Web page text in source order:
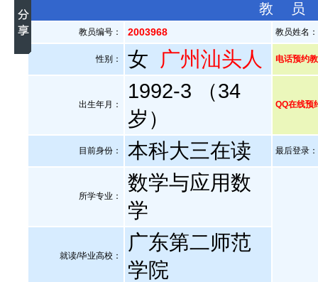
教
教员编号： 2003968 教员姓名
性别： 女 广州汕头人 电话预约
出生年月：
1992-3 （34
岁）
QQ在线预
目前身份： 本科大三在读 最后登录
所学专业：
数学与应用数
学
就读/毕业高校：
广东第二师范
学院